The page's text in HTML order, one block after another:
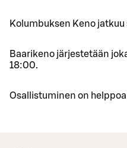
Kolumbuksen Keno jatkuu
Baarikeno järjestetään
18:00.
Osallistuminen on